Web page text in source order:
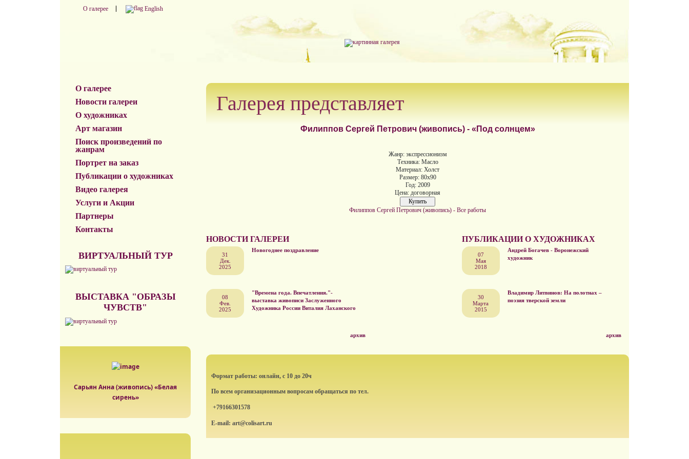
О галерее English
О галерее
Новости галереи
О художниках
Арт магазин
Поиск произведений по
жанрам
Портрет на заказ
Публикации о художниках
Видео галерея
Услуги и Акции
Партнеры
Контакты
ВИРТУАЛЬНЫЙ ТУР
ВЫСТАВКА "ОБРАЗЫ
ЧУВСТВ"
Сарьян Анна (живопись) «Белая
сирень»
Галерея представляет
Филиппов Сергей Петрович (живопись) - «Под солнцем»
Жанр: экспрессионизм
Техника: Масло
Материал: Холст
Размер: 80х90
Год: 2009
Цена: договорная
Филиппов Сергей Петрович (живопись) - Все работы
НОВОСТИ ГАЛЕРЕИ
31
Дек.
2025
Новогоднее поздравление
08
Фев.
2025
"Времена года. Впечатления."-
выставка живописи Заслуженного
Художника России Виталия Лаханского
архив
ПУБЛИКАЦИИ О ХУДОЖНИКАХ
07
Мая
2018
Андрей Богачев - Воронежский
художник
30
Марта
2015
Владимир Литвинов: На полотнах –
поэзия тверской земли
архив
Формат работы: онлайн, с 10 до 20ч
По всем организационным вопросам обращаться по тел.
+79166301578
E-mail: art@colisart.ru